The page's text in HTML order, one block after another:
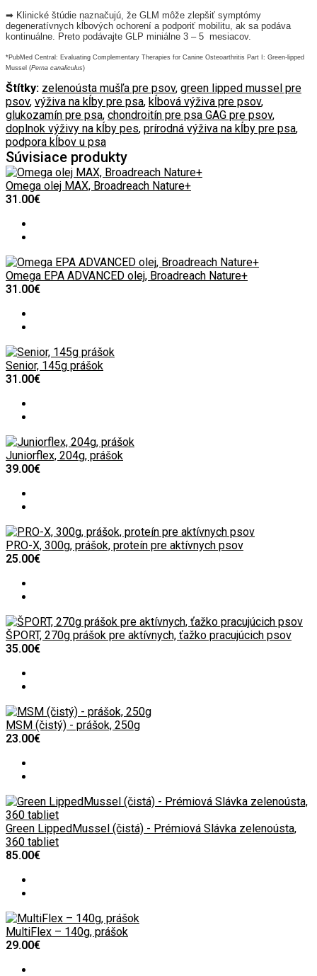
➡ Klinické štúdie naznačujú, že GLM môže zlepšiť symptómy
degeneratívnych kĺbových ochorení a podporiť mobilitu, ak sa podáva
kontinuálne. Preto podávajte GLP miniálne 3 – 5 mesiacov.
*PubMed Central: Evaluating Complementary Therapies for Canine Osteoarthritis Part I: Green-lipped
Mussel (Perna canaliculus)
Štítky: zelenoústa mušľa pre psov, green lipped mussel pre
psov, výživa na kĺby pre psa, kĺbová výživa pre psov,
glukozamín pre psa, chondroitín pre psa GAG pre psov,
doplnok výživy na kĺby pes, prírodná výživa na kĺby pre psa,
podpora kĺbov u psa
Súvisiace produkty
Omega olej MAX, Broadreach Nature+
31.00€
Omega EPA ADVANCED olej, Broadreach Nature+
31.00€
Senior, 145g prášok
31.00€
Juniorflex, 204g, prášok
39.00€
PRO-X, 300g, prášok, proteín pre aktívnych psov
25.00€
ŠPORT, 270g prášok pre aktívnych, ťažko pracujúcich psov
35.00€
MSM (čistý) - prášok, 250g
23.00€
Green LippedMussel (čistá) - Prémiová Slávka zelenoústa,
360 tabliet
85.00€
MultiFlex – 140g, prášok
29.00€